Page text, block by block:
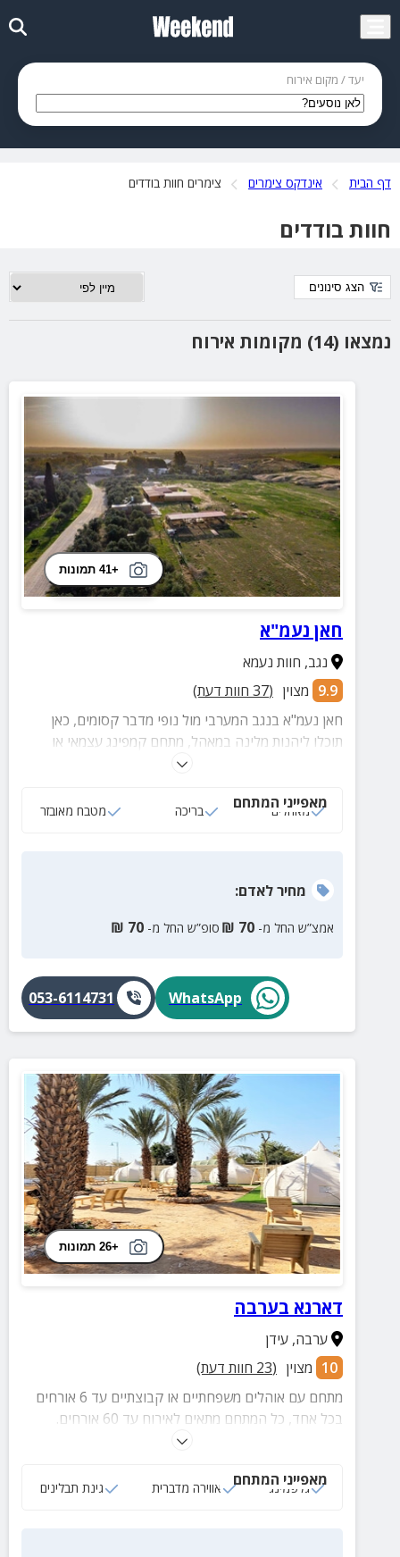
יעד / מקום אירוח
דף הבית אינדקס צימרים צימרים חוות בודדים
חוות בודדים
נמצאו (14) מקומות אירוח
הצג סינונים
+41 תמונות
חאן נעמ"א
נגב, חוות נעמא
9.9 מצוין (
37 חוות דעת)
חאן נעמ"א בנגב המערבי מול נופי מדבר קסומים, כאן
תוכלו ליהנות מלינה במאהל, מתחם קמפינג עצמאי או
חניוני קרוואנים. במתחם ישנה בריכת שכשוך, פינת חי,
מאפייני המתחם
מאהלים בריכה מטבח מאובזר
מחירלאדם:
אמצ”ש החל מ- 70
₪ סופ”ש החל מ- 70
₪
WhatsApp
053-6114731
+26 תמונות
דארנא בערבה
ערבה,עידן
10 מצוין (
23 חוות דעת)
מתחם עם אוהלים משפחתיים או קבוצתיים עד 6 אורחים
בכל אחד, כל המתחם מתאים לאירוח עד 60 אורחים.
מתחם חוץ עם נדנדות עץ, פינות ישיבה, עמדת גריל ועוד
מאפייני המתחם
גלפמינג אווירה מדברית גינת תבלינים